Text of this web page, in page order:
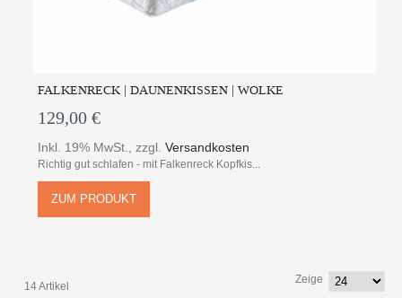
FALKENRECK | DAUNENKISSEN | WOLKE
129,00 €
Inkl. 19% MwSt. ,zzgl.Versandkosten
Richtig gut schlafen - mit Falkenreck Kopfkis...
ZUM PRODUKT
14 Artikel
Zeige